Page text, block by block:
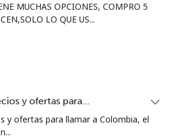
MUCHAS OPCIONES, COMPRO 5
LO QUE US...
y ofertas para…
y ofertas para llamar a Colombia, el